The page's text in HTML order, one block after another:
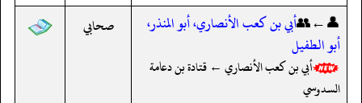
👤←👥أبي بن كعب الأنصاري، أبو المنذر،
أبو الطفيل
أبي بن كعب الأنصاري ← قتادة بن دعامة
السدوسي
صحابي